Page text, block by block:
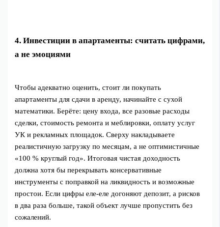
4. Инвестиции в апартаменты: считать цифрами,
а не эмоциями
Чтобы адекватно оценить, стоит ли покупать
апартаменты для сдачи в аренду, начинайте с сухой
математики. Берёте: цену входа, все разовые расходы
сделки, стоимость ремонта и меблировки, оплату услуг
УК и рекламных площадок. Сверху накладываете
реалистичную загрузку по месяцам, а не оптимистичные
«100 % круглый год». Итоговая чистая доходность
должна хотя бы перекрывать консервативные
инструменты с поправкой на ликвидность и возможные
простои. Если цифры еле‑еле догоняют депозит, а рисков
в два раза больше, такой объект лучше пропустить без
сожалений.